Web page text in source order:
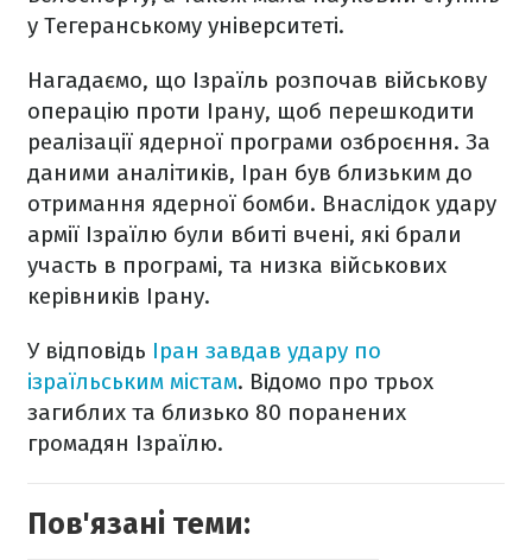
у Тегеранському університеті.
Нагадаємо, що Ізраїль розпочав військову
операцію проти Ірану, щоб перешкодити
реалізації ядерної програми озброєння. За
даними аналітиків, Іран був близьким до
отримання ядерної бомби. Внаслідок удару
армії Ізраїлю були вбиті вчені, які брали
участь в програмі, та низка військових
керівників Ірану.
У відповідь Іран завдав удару по
ізраїльським містам. Відомо про трьох
загиблих та близько 80 поранених
громадян Ізраїлю.
Пов'язані теми: